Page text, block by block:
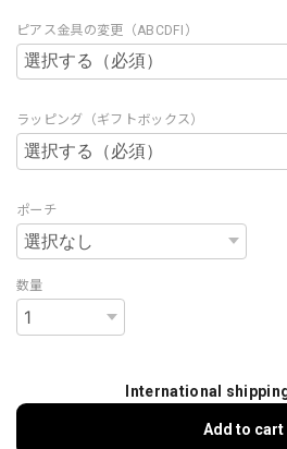
ピアス金具の変更（ABCDFI）
ラッピング（ギフトボックス）
ポーチ
数量
International
Add to cart